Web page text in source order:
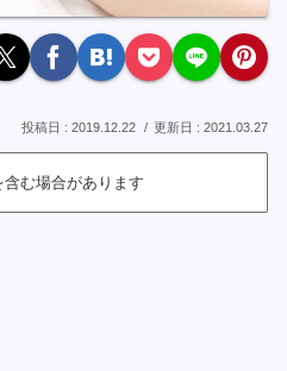
2019.12.22 2021.03.27
む場合があります